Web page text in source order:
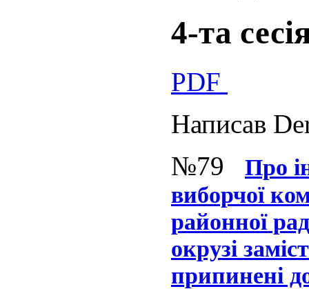
4-та
PDF
Написав
№79 Про
виборчої
районної
окрузі
припинені